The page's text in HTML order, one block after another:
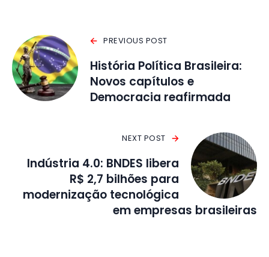
PREVIOUS POST
História Política Brasileira:
Novos capítulos e
Democracia reafirmada
NEXT POST
Indústria 4.0: BNDES libera
R$ 2,7 bilhões para
modernização tecnológica
em empresas brasileiras